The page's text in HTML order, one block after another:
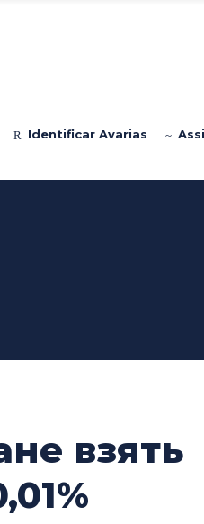
Identificar Avarias
взять